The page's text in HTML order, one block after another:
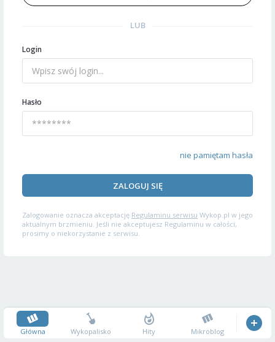
LUB
Login
Hasło
nie pamiętam hasła
ZALOGUJ SIĘ
Zalogowanie oznacza akceptację Regulaminu serwisu Wykop.pl w jego
aktualnym brzmieniu. Jeśli nie akceptujesz Regulaminu w całości,
prosimy o niekorzystanie z serwisu.
Główna Wykopalisko Hity Mikroblog